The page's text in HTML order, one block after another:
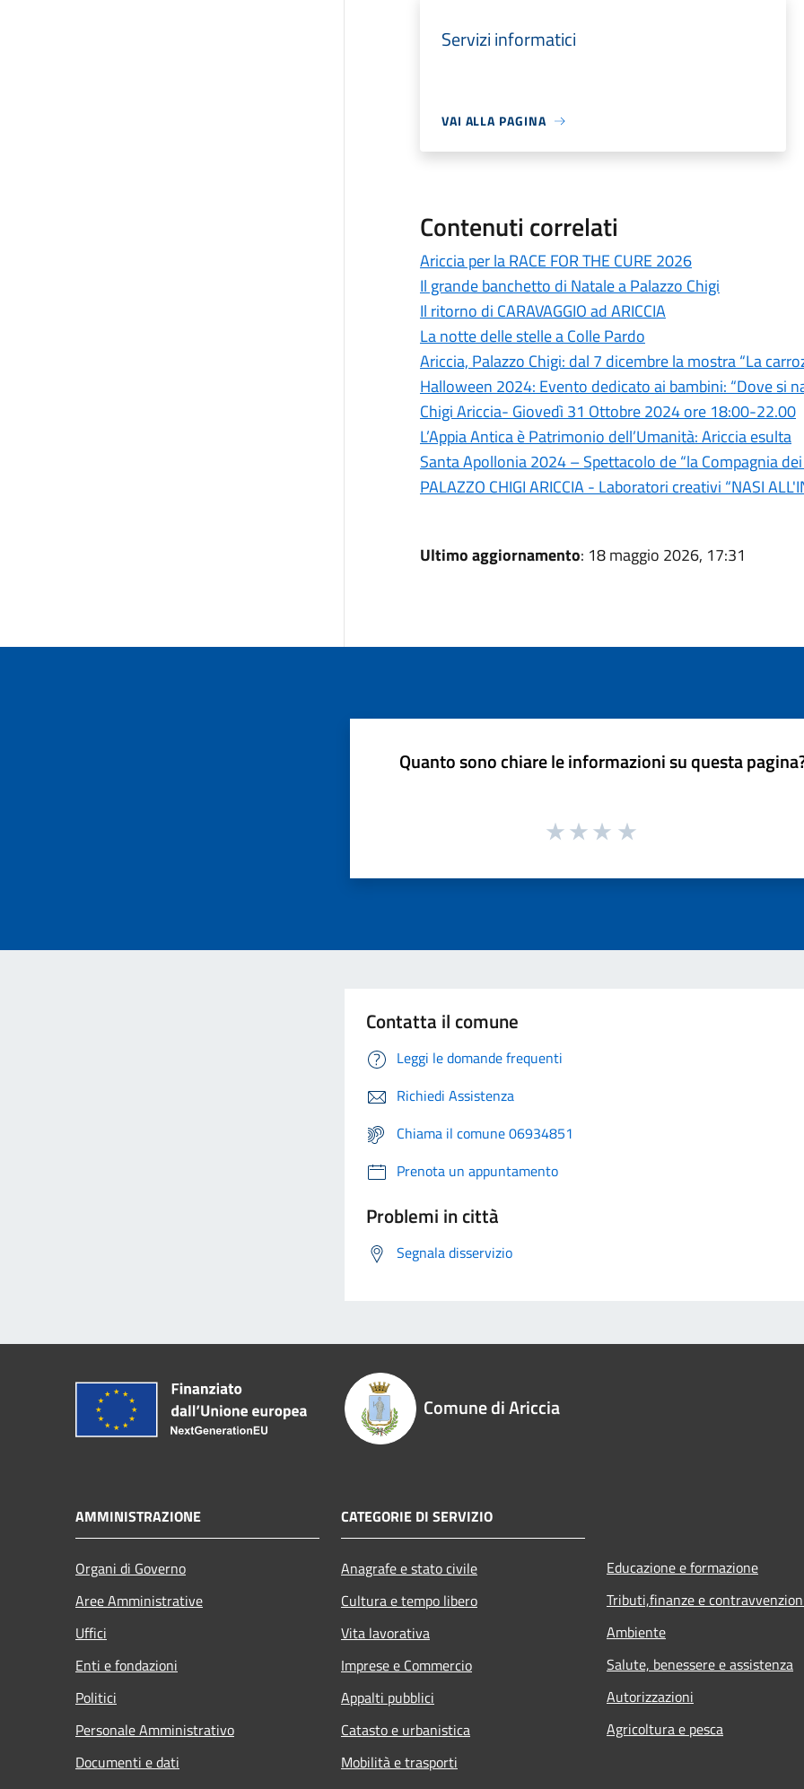
Servizi informatici
VAI ALLA PAGINA
Contenuti correlati
Ariccia per la RACE FOR THE CURE 2026
Il grande banchetto di Natale a Palazzo Chigi
Il ritorno di CARAVAGGIO ad ARICCIA
La notte delle stelle a Colle Pardo
Ariccia, Palazzo Chigi: dal 7 dicembre la mostra “La
Halloween 2024: Evento dedicato ai bambini: “Dove si
Chigi Ariccia- Giovedì 31 Ottobre 2024 ore 18:00-22.00
L’Appia Antica è Patrimonio dell’Umanità: Ariccia esulta
Santa Apollonia 2024 – Spettacolo de “la Compagnia dei
PALAZZO CHIGI ARICCIA - Laboratori creativi “NASI
Ultimo aggiornamento: 18 maggio 2026, 17:31
Quanto sono chiare le informazioni su questa
Contatta il comune
Leggi le domande frequenti
Richiedi Assistenza
Chiama il comune 06934851
Prenota un appuntamento
Problemi in città
Segnala disservizio
Comune di Ariccia
AMMINISTRAZIONE
Organi di Governo
Aree Amministrative
Uffici
Enti e fondazioni
Politici
Personale Amministrativo
Documenti e dati
CATEGORIE DI SERVIZIO
Anagrafe e stato civile
Cultura e tempo libero
Vita lavorativa
Imprese e Commercio
Appalti pubblici
Catasto e urbanistica
Mobilità e trasporti
Educazione e formazione
Tributi,finanze e
Ambiente
Salute, benessere e assistenza
Autorizzazioni
Agricoltura e pesca